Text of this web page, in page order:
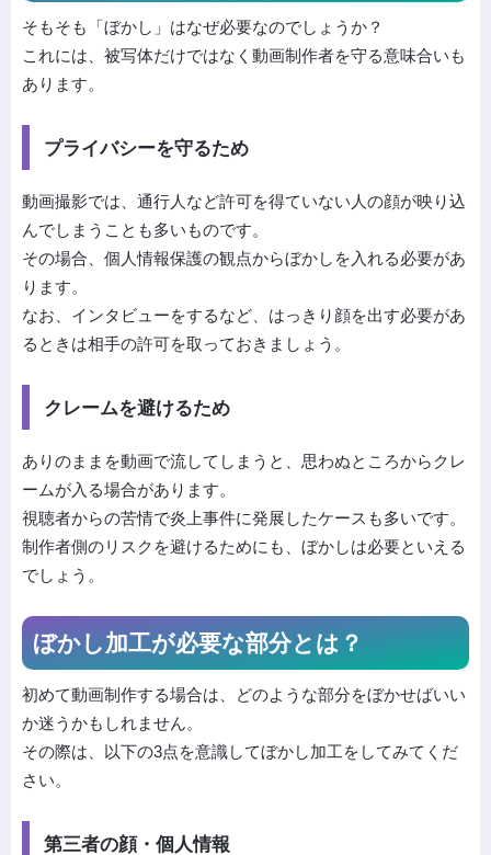
そもそも「ぼかし」はなぜ必要なのでしょうか？
これには、被写体だけではなく動画制作者を守る意味合いも
あります。
プライバシーを守るため
動画撮影では、通行人など許可を得ていない人の顔が映り込
んでしまうことも多いものです。
その場合、個人情報保護の観点からぼかしを入れる必要があ
ります。
なお、インタビューをするなど、はっきり顔を出す必要があ
るときは相手の許可を取っておきましょう。
クレームを避けるため
ありのままを動画で流してしまうと、思わぬところからクレ
ームが入る場合があります。
視聴者からの苦情で炎上事件に発展したケースも多いです。
制作者側のリスクを避けるためにも、ぼかしは必要といえる
でしょう。
ぼかし加工が必要な部分とは？
初めて動画制作する場合は、どのような部分をぼかせばいい
か迷うかもしれません。
その際は、以下の3点を意識してぼかし加工をしてみてくだ
さい。
第三者の顔・個人情報